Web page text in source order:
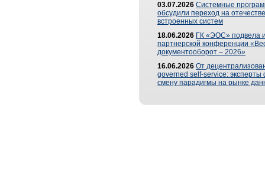
03.07.2026 Системные
обсудили переход на
встроенных систем
18.06.2026 ГК «ЭОС» подвела
партнерской конференции
документооборот – 2026»
16.06.2026 От
governed self-service: эксперты
смену парадигмы на рынке